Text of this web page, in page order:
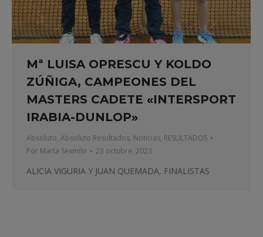
Mª LUISA OPRESCU Y KOLDO
ZÚÑIGA, CAMPEONES DEL
MASTERS CADETE «INTERSPORT
IRABIA-DUNLOP»
Absoluto, Absoluto Resultados, Noticias, RESULTADOS
Por Marta Sexmilo 23 octubre, 2023
ALICIA VIGURIA Y JUAN QUEMADA, FINALISTAS